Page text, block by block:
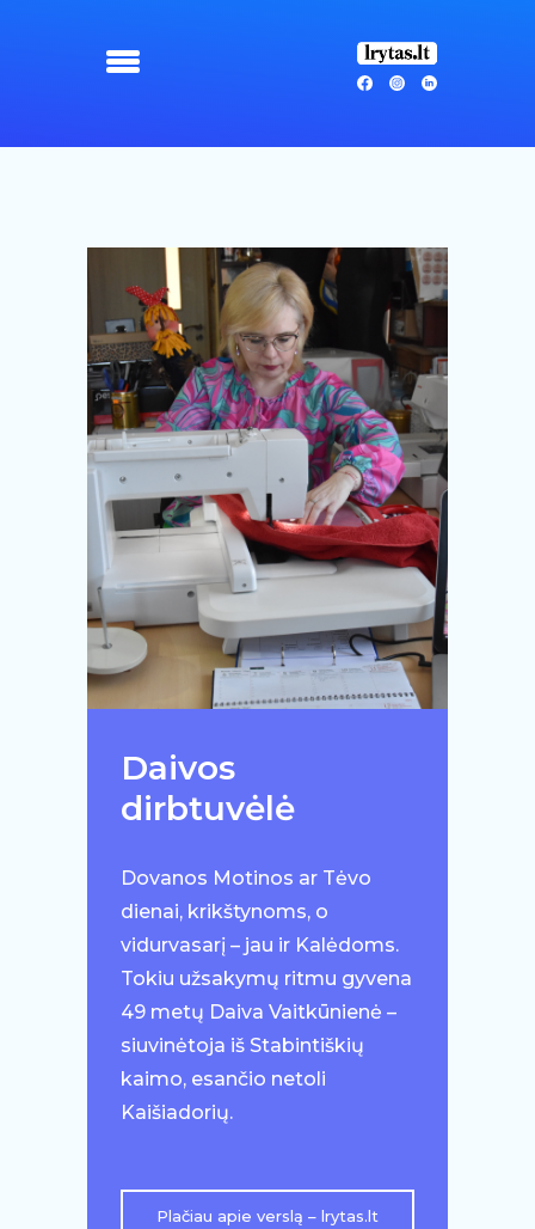
Daivos
dirbtuvėlė
Dovanos Motinos ar Tėvo
dienai, krikštynoms, o
vidurvasarį – jau ir Kalėdoms.
Tokiu užsakymų ritmu gyvena
49 metų Daiva Vaitkūnienė –
siuvinėtoja iš Stabintiškių
kaimo, esančio netoli
Kaišiadorių.
Plačiau apie verslą – lrytas.lt